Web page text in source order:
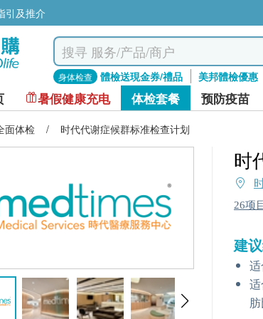
引及推介
身体检查 體檢送現金券/禮品 美邦體檢優惠
暑假健康充电 体检套餐 预防疫苗
面体检 / 时代代谢症候群标准检查计划
时
26项目
建